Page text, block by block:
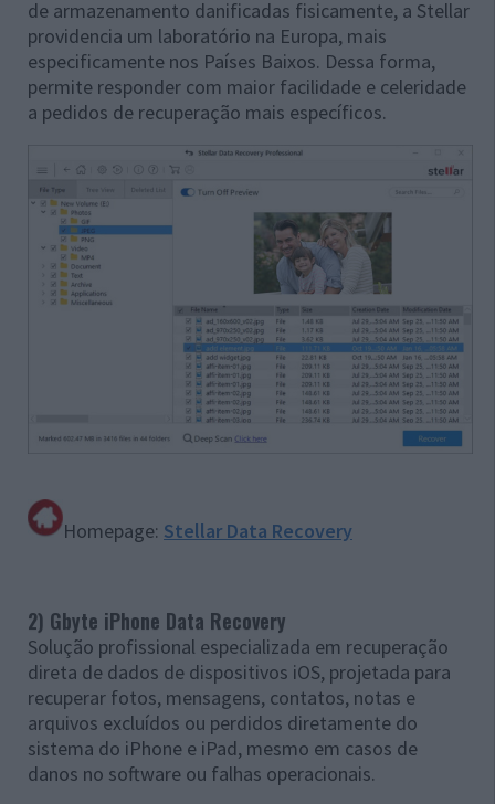
de armazenamento danificadas fisicamente, a Stellar
providencia um laboratório na Europa, mais
especificamente nos Países Baixos. Dessa forma,
permite responder com maior facilidade e celeridade
a pedidos de recuperação mais específicos.
Homepage: Stellar Data Recovery
2) Gbyte iPhone Data Recovery
Solução profissional especializada em recuperação
direta de dados de dispositivos iOS, projetada para
recuperar fotos, mensagens, contatos, notas e
arquivos excluídos ou perdidos diretamente do
sistema do iPhone e iPad, mesmo em casos de
danos no software ou falhas operacionais.